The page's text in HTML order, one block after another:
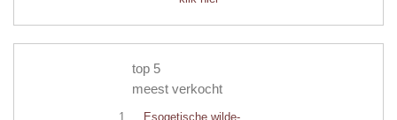
top 5
meest verkocht
Esogetische wilde-